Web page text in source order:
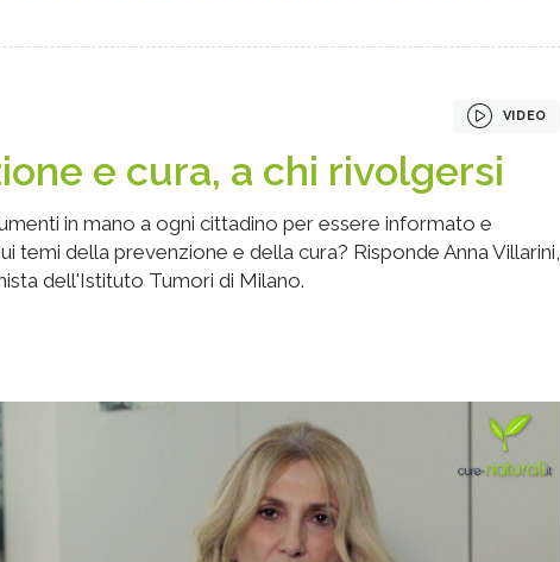
VIDEO
e cura, a chi rivolgersi
in mano a ogni cittadino per essere informato e
temi della prevenzione e della cura? Risponde Anna Villarini,
dell'Istituto Tumori di Milano.